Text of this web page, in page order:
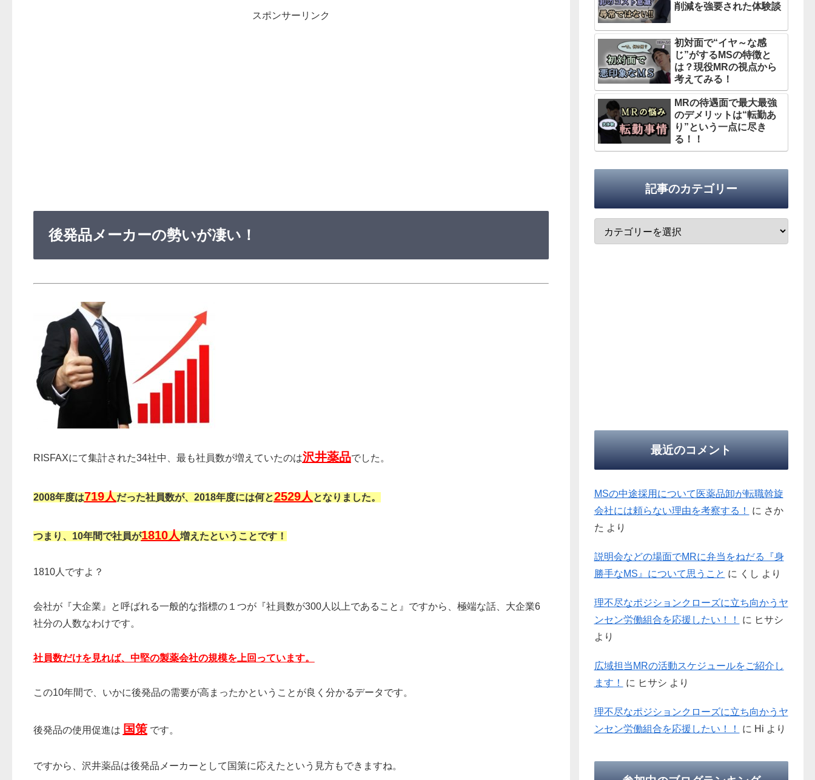
スポンサーリンク
後発品メーカーの勢いが凄い！
RISFAXにて集計された34社中、最も社員数が増えていたのは沢井薬品でした。
2008年度は719人だった社員数が、2018年度には何と2529人となりました。
つまり、10年間で社員が1810人増えたということです！
1810人ですよ？
会社が『大企業』と呼ばれる一般的な指標の１つが『社員数が300人以上であること』ですから、極端な話、大企業6
社分の人数なわけです。
社員数だけを見れば、中堅の製薬会社の規模を上回っています。
この10年間で、いかに後発品の需要が高まったかということが良く分かるデータです。
後発品の使用促進は 国策です。
ですから、沢井薬品は後発品メーカーとして国策に応えたという見方もできますね。
削減を強要された体験談
初対面で“イヤ～な感
じ”がするMSの特徴と
は？現役MRの視点から
考えてみる！
MRの待遇面で最大最強
のデメリットは“転勤あ
り”という一点に尽き
る！！
記事のカテゴリー
最近のコメント
MSの中途採用について医薬品卸が転職斡旋
会社には頼らない理由を考察する！
に さか
た より
説明会などの場面でMRに弁当をねだる『身
勝手なMS』について思うこと に くし より
理不尽なポジションクローズに立ち向かうヤ
ンセン労働組合を応援したい！！
に ヒサシ
より
広域担当MRの活動スケジュールをご紹介し
ます！
に ヒサシ より
理不尽なポジションクローズに立ち向かうヤ
ンセン労働組合を応援したい！！
に Hi より